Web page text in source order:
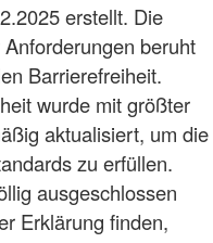
erstellt. Die
beruht
Barrierefreiheit.
wurde mit größter
aktualisiert, um die
zu erfüllen.
ausgeschlossen
Erklärung finden,